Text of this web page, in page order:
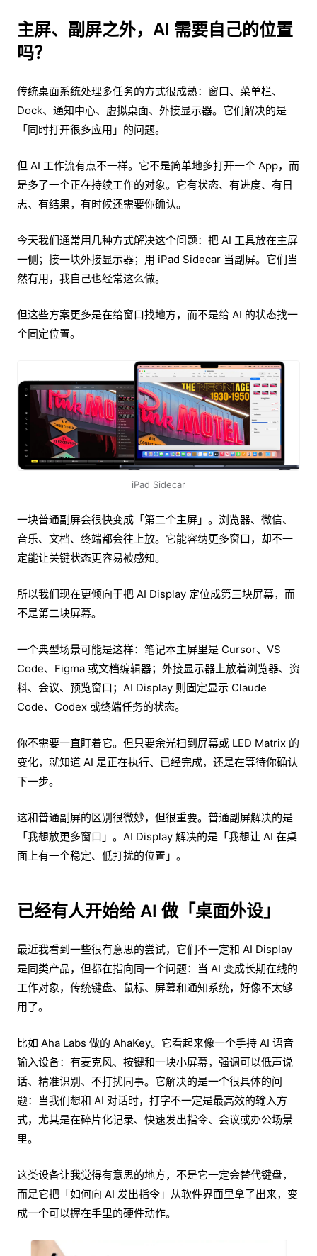
主屏、副屏之外，AI 需要自己的位置
吗？
传统桌面系统处理多任务的方式很成熟：窗口、菜单栏、
Dock、通知中心、虚拟桌面、外接显示器。它们解决的是
「同时打开很多应用」的问题。
但 AI 工作流有点不一样。它不是简单地多打开一个 App，而
是多了一个正在持续工作的对象。它有状态、有进度、有日
志、有结果，有时候还需要你确认。
今天我们通常用几种方式解决这个问题：把 AI 工具放在主屏
一侧；接一块外接显示器；用 iPad Sidecar 当副屏。它们当
然有用，我自己也经常这么做。
但这些方案更多是在给窗口找地方，而不是给 AI 的状态找一
个固定位置。
iPad Sidecar
一块普通副屏会很快变成「第二个主屏」。浏览器、微信、
音乐、文档、终端都会往上放。它能容纳更多窗口，却不一
定能让关键状态更容易被感知。
所以我们现在更倾向于把 AI Display 定位成第三块屏幕，而
不是第二块屏幕。
一个典型场景可能是这样：笔记本主屏里是 Cursor、VS
Code、Figma 或文档编辑器；外接显示器上放着浏览器、资
料、会议、预览窗口；AI Display 则固定显示 Claude
Code、Codex 或终端任务的状态。
你不需要一直盯着它。但只要余光扫到屏幕或 LED Matrix 的
变化，就知道 AI 是正在执行、已经完成，还是在等待你确认
下一步。
这和普通副屏的区别很微妙，但很重要。普通副屏解决的是
「我想放更多窗口」。AI Display 解决的是「我想让 AI 在桌
面上有一个稳定、低打扰的位置」。
已经有人开始给 AI 做「桌面外设」
最近我看到一些很有意思的尝试，它们不一定和 AI Display
是同类产品，但都在指向同一个问题：当 AI 变成长期在线的
工作对象，传统键盘、鼠标、屏幕和通知系统，好像不太够
用了。
比如 Aha Labs 做的 AhaKey。它看起来像一个手持 AI 语音
输入设备：有麦克风、按键和一块小屏幕，强调可以低声说
话、精准识别、不打扰同事。它解决的是一个很具体的问
题：当我们想和 AI 对话时，打字不一定是最高效的输入方
式，尤其是在碎片化记录、快速发出指令、会议或办公场景
里。
这类设备让我觉得有意思的地方，不是它一定会替代键盘，
而是它把「如何向 AI 发出指令」从软件界面里拿了出来，变
成一个可以握在手里的硬件动作。